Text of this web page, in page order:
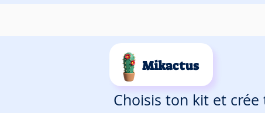
Mikactus
Choisis ton kit et